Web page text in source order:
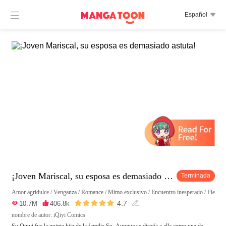
 Español 
¡Joven Mariscal, su esposa es demasiado astuta! Terminada
Amor agridulce /Venganza /Romance /Mimo exclusivo /Encuentro inesperado /Fiel
 10.7M 406.8k  4.7 
nombre de autor: iQiyi Comics